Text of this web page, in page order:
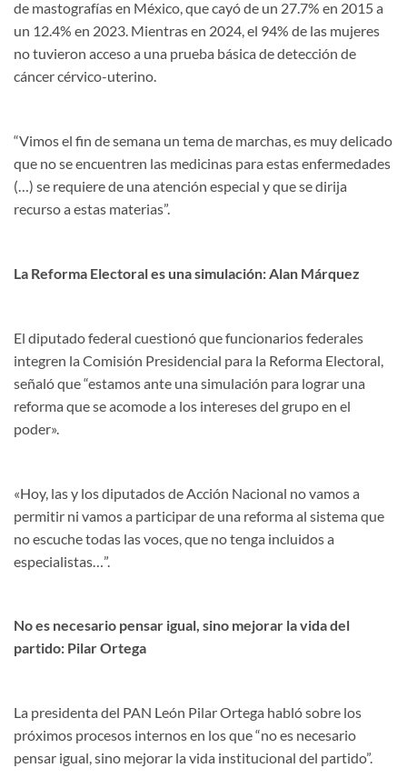
de mastografías en México, que cayó de un 27.7% en 2015 a
un 12.4% en 2023. Mientras en 2024, el 94% de las mujeres
no tuvieron acceso a una prueba básica de detección de
cáncer cérvico-uterino.
“Vimos el fin de semana un tema de marchas, es muy delicado
que no se encuentren las medicinas para estas enfermedades
(…) se requiere de una atención especial y que se dirija
recurso a estas materias”.
La Reforma Electoral es una simulación: Alan Márquez
El diputado federal cuestionó que funcionarios federales
integren la Comisión Presidencial para la Reforma Electoral,
señaló que “estamos ante una simulación para lograr una
reforma que se acomode a los intereses del grupo en el
poder».
«Hoy, las y los diputados de Acción Nacional no vamos a
permitir ni vamos a participar de una reforma al sistema que
no escuche todas las voces, que no tenga incluidos a
especialistas…”.
No es necesario pensar igual, sino mejorar la vida del
partido: Pilar Ortega
La presidenta del PAN León Pilar Ortega habló sobre los
próximos procesos internos en los que “no es necesario
pensar igual, sino mejorar la vida institucional del partido”.